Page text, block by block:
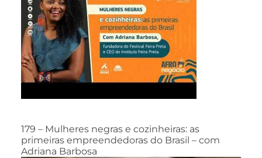
179 – Mulheres negras e cozinheiras: as
primeiras empreendedoras do Brasil – com
Adriana Barbosa